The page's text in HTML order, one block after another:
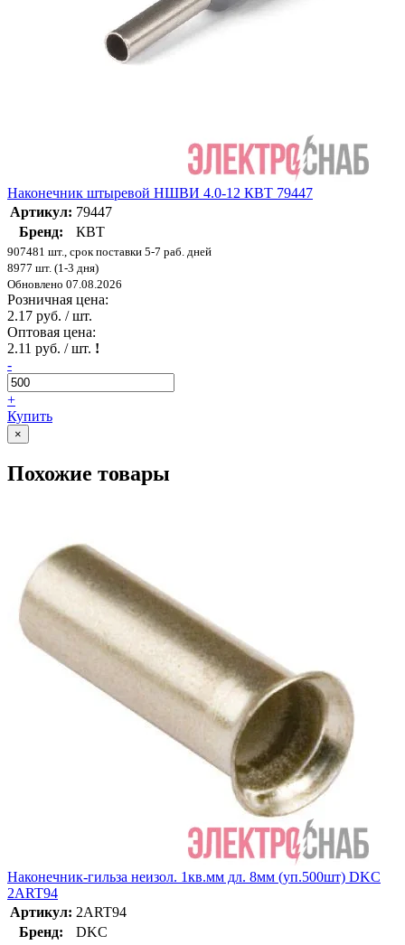
Наконечник штыревой НШВИ 4.0-12 КВТ 79447
Артикул: 79447
Бренд:
КВТ
907481 шт., срок поставки 5-7 раб. дней
8977 шт. (1-3 дня)
Обновлено 07.08.2026
Розничная цена:
2.17 руб. / шт.
Оптовая цена:
2.11 руб. / шт. !
-
+
Купить
×
Похожие товары
Наконечник-гильза неизол. 1кв.мм дл. 8мм (уп.500шт) DKC
2ART94
Артикул: 2ART94
Бренд:
DKC